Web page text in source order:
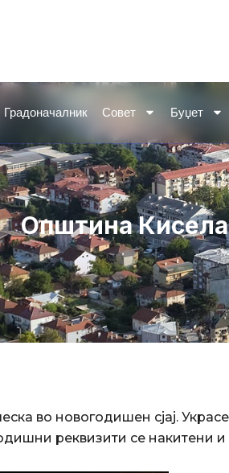
Градоначалник Совет Буџет
Општина
во новогодишен сјај.
реквизити се накитени